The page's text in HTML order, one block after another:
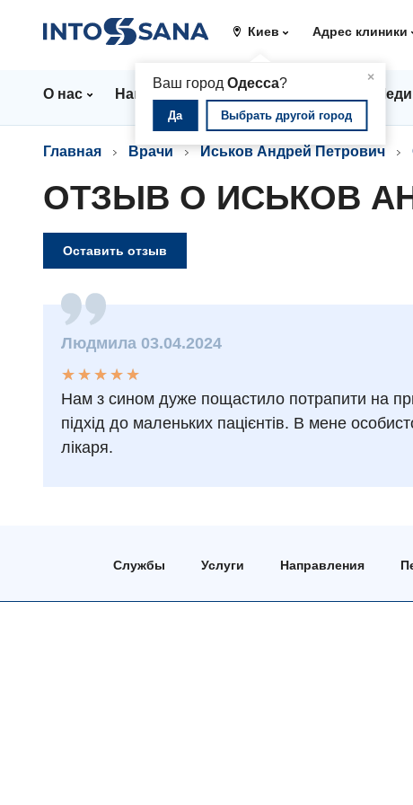
Киев
×
Ваш городОдесса?
Да Выбрать другой город
Адрес клиники
О нас Направления Цены
Главная Врачи Иськов Андрей Петрович
ОТЗЫВ О ИСЬКОВ
Оставить отзыв
Людмила 03.04.2024
★
★
★
★
★
★ ★ ★ ★ ★
Нам з сином дуже пощастило потрапити на
підхід до маленьких пацієнтів. В мене
лікаря.
Службы Услуги Направления